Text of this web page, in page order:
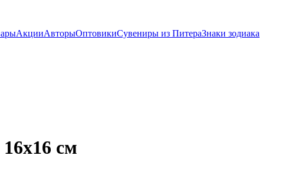
АкцииАвторыОптовикиСувениры из ПитераЗнаки зодиака
см